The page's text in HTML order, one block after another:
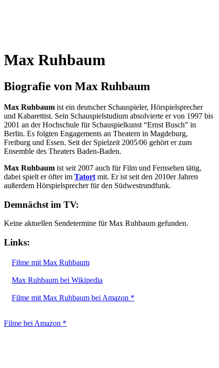
Max Ruhbaum
Biografie von Max Ruhbaum
Max Ruhbaum ist ein deutscher Schauspieler, Hörspielsprecher
und Kabarettist. Sein Schauspielstudium absolvierte er von 1997 bis
2001 an der Hochschule für Schauspielkunst “Ernst Busch” in
Berlin. Es folgten Engagements an Theatern in Magdeburg,
Freiburg und Essen. Seit der Spielzeit 2005/06 gehört er zum
Ensemble des Theaters Baden-Baden.
Max Ruhbaum ist seit 2007 auch für Film und Fernsehen tätig,
dabei spielt er öfter im Tatort mit. Er ist seit den 2010er Jahren
außerdem Hörspielsprecher für den Südwestrundfunk.
Demnächst im TV:
Keine aktuellen Sendetermine für Max Ruhbaum gefunden.
Links:
Filme mit Max Ruhbaum
Max Ruhbaum bei Wikipedia
Filme mit Max Ruhbaum bei Amazon *
Filme bei Amazon *